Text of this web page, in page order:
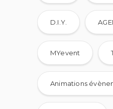
D.I.Y.
MYevent
Animations